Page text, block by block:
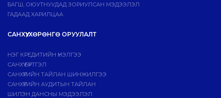
БАГШ, ОЮУТНУУДАД ЗОРИУЛСАН МЭДЭЭЛЭЛ
ГАДААД ХАРИЛЦАА
САНХҮҮ, ХӨРӨНГӨ ОРУУЛАЛТ
НЭГ КРЕДИТИЙН ҮНЭЛГЭЭ
САНХҮҮ БҮРТГЭЛ
САНХҮҮГИЙН ТАЙЛАН ШИНЖИЛГЭЭ
САНХҮҮГИЙН АУДИТЫН ТАЙЛАН
ШИЛЭН ДАНСНЫ МЭДЭЭЛЭЛ